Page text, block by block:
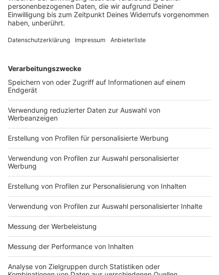
Die Stadt empfiehlt die Anreise mit öffentlichen
Verkehrsmitteln, da die Parkmöglichkeiten vor Ort sehr
Weitere Infos und Links zum Thema:
Anzeige
Die Meldung der Stadt
So haben wir im vergangenen Jahr berichtet
Die Homepage der Katholischen Kirche Düsseldorf
Anzeige
Folge uns für mehr News & Updates:
Anzeige